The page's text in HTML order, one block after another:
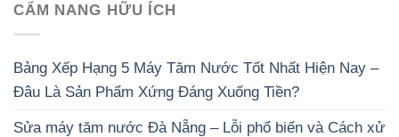
CẨM NANG HỮU ÍCH
Bảng Xếp Hạng 5 Máy Tăm Nước Tốt Nhất Hiện Nay –
Đâu Là Sản Phẩm Xứng Đáng Xuống Tiền?
Sửa máy tăm nước Đà Nẵng – Lỗi phổ biến và Cách xử